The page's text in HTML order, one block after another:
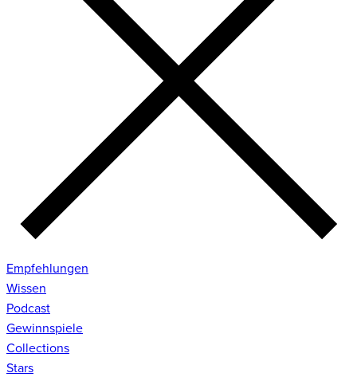
Empfehlungen
Wissen
Podcast
Gewinnspiele
Collections
Stars